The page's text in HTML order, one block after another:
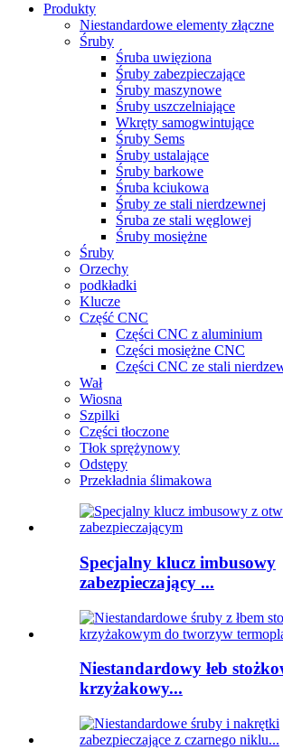
Produkty
Niestandardowe elementy złączne
Śruby
Śruba uwięziona
Śruby zabezpieczające
Śruby maszynowe
Śruby uszczelniające
Wkręty samogwintujące
Śruby Sems
Śruby ustalające
Śruby barkowe
Śruba kciukowa
Śruby ze stali nierdzewnej
Śruba ze stali węglowej
Śruby mosiężne
Śruby
Orzechy
podkładki
Klucze
Część CNC
Części CNC z aluminium
Części mosiężne CNC
Części CNC ze stali
Wał
Wiosna
Szpilki
Części tłoczone
Tłok sprężynowy
Odstępy
Przekładnia ślimakowa
Specjalny klucz imbusowy
zabezpieczający ...
Niestandardowy łeb
krzyżakowy...